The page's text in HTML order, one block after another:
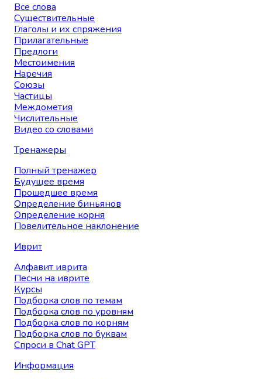
Все слова
Существительные
Глаголы и их спряжения
Прилагательные
Предлоги
Местоимения
Наречия
Союзы
Частицы
Междометия
Числительные
Видео со словами
Тренажеры
Полный тренажер
Будущее время
Прошедшее время
Определение биньянов
Определение корня
Повелительное наклонение
Иврит
Алфавит иврита
Песни на иврите
Курсы
Подборка слов по темам
Подборка слов по уровням
Подборка слов по корням
Подборка слов по буквам
Спроси в Chat GPT
Информация